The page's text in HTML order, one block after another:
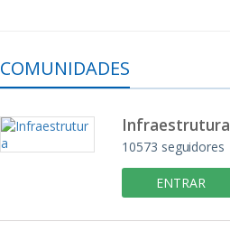
COMUNIDADES
Infraestrutura
10573 seguidores
ENTRAR